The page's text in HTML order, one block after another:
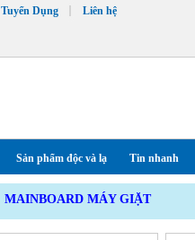
Tuyển Dụng Liên hệ
Sản phẩm độc và lạ Tin nhanh
MAINBOARD MÁY GIẶT